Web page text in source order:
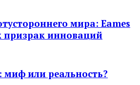
мира: Eames
призрак инноваций
или реальность?